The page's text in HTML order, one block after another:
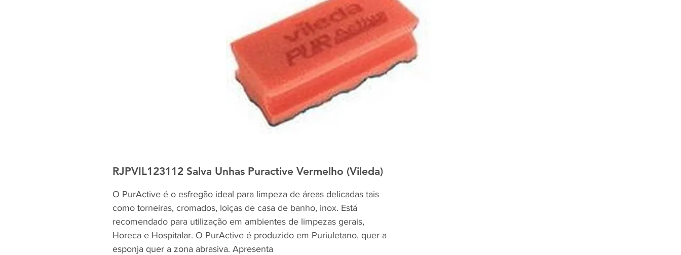
RJPVIL123112 Salva Unhas Puractive Vermelho (Vileda)
O PurActive é o esfregão ideal para limpeza de áreas delicadas tais
como torneiras, cromados, loiças de casa de banho, inox. Está
recomendado para utilização em ambientes de limpezas gerais,
Horeca e Hospitalar. O PurActive é produzido em Puriuletano, quer a
esponja quer a zona abrasiva. Apresenta